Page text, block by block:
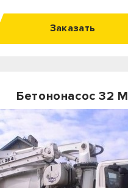
Заказать
Бетононасос 32 М